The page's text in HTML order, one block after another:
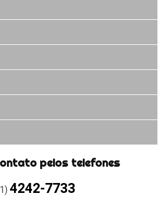
pelos telefones
4242-7733